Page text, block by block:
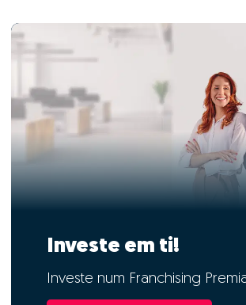
Investe em ti!
Investe num Franchising